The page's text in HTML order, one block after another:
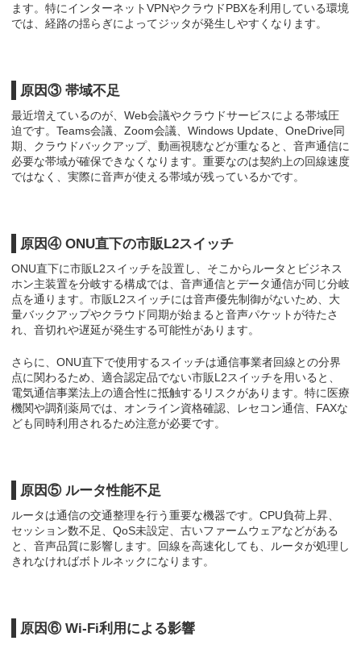
ます。特にインターネットVPNやクラウドPBXを利用している環境
では、経路の揺らぎによってジッタが発生しやすくなります。
原因③ 帯域不足
最近増えているのが、Web会議やクラウドサービスによる帯域圧
迫です。Teams会議、Zoom会議、Windows Update、OneDrive同
期、クラウドバックアップ、動画視聴などが重なると、音声通信に
必要な帯域が確保できなくなります。重要なのは契約上の回線速度
ではなく、実際に音声が使える帯域が残っているかです。
原因④ ONU直下の市販L2スイッチ
ONU直下に市販L2スイッチを設置し、そこからルータとビジネス
ホン主装置を分岐する構成では、音声通信とデータ通信が同じ分岐
点を通ります。市販L2スイッチには音声優先制御がないため、大
量バックアップやクラウド同期が始まると音声パケットが待たさ
れ、音切れや遅延が発生する可能性があります。
さらに、ONU直下で使用するスイッチは通信事業者回線との分界
点に関わるため、適合認定品でない市販L2スイッチを用いると、
電気通信事業法上の適合性に抵触するリスクがあります。特に医療
機関や調剤薬局では、オンライン資格確認、レセコン通信、FAXな
ども同時利用されるため注意が必要です。
原因⑤ ルータ性能不足
ルータは通信の交通整理を行う重要な機器です。CPU負荷上昇、
セッション数不足、QoS未設定、古いファームウェアなどがある
と、音声品質に影響します。回線を高速化しても、ルータが処理し
きれなければボトルネックになります。
原因⑥ Wi-Fi利用による影響